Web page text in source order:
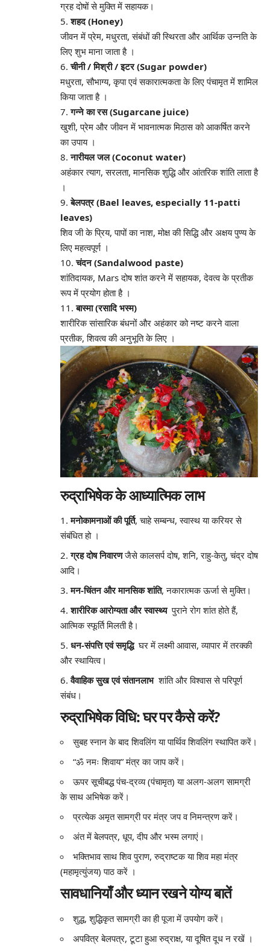
ग्रह दोषों से मुक्ति में सहायक।
5.शहद (Honey)
जीवन में प्रेम, मधुरता, संबंधों की स्थिरता और आर्थिक उन्नति के
लिए शुभ माना जाता है।
6.चीनी / मिश्री / इटर (Sugar powder)
मधुरता, सौभाग्य, कृपा एवं सकारात्मकता के लिए पंचामृत में शामिल
किया जाता है।
7.गन्ने का रस (Sugarcane juice)
खुशी, प्रेम और जीवन में भावनात्मक मिठास को आकर्षित करने
का उपाय।
8.नारीयल जल (Coconut water)
अहंकार त्याग, सरलता, मानसिक शुद्धि और आंतरिक शांति लाता है
।
9.बेलपत्र (Bael leaves, especially 11‑patti
leaves)
शिव जी के प्रिय, पापों का नाश, मोक्ष की सिद्धि और अक्षय पुण्य के
लिए महत्वपूर्ण।
10.चंदन (Sandalwood paste)
शांतिदायक, Mars दोष शांत करने में सहायक, देवत्व के प्रतीक
रूप में प्रयोग होता है।
11.बास्मा (रसादि भस्म)
शारीरिक सांसारिक बंधनों और अहंकार को नष्ट करने वाला
प्रतीक, शिवत्व की अनुभूति के लिए ।
रुद्राभिषेक के आध्यात्मिक लाभ
मनोकामनाओं की पूर्ति, चाहे सम्बन्ध, स्वास्थ या करियर से
संबंधित हो।
ग्रह दोष निवारणजैसे कालसर्प दोष, शनि, राहु-केतु, चंद्र दोष
आदि।
मन-चिंतन और मानसिक शांति, नकारात्मक ऊर्जा से मुक्ति।
शारीरिक आरोग्यता और स्वास्थ्यपुराने रोग शांत होते हैं,
आत्मिक स्फूर्ति मिलती है।
धन-संपत्ति एवं समृद्धिघर में लक्ष्मी आवास, व्यापार में तरक्की
और स्थायित्व।
वैवाहिक सुख एवं संतानलाभशांति और विश्वास से परिपूर्ण
संबंध।
रुद्राभिषेक विधि: घर पर कैसे करें?
सुबह स्नान के बाद शिवलिंग या पार्थिव शिवलिंग स्थापित करें।
“ॐ नमः शिवाय” मंत्र का जाप करें।
ऊपर सूचीबद्ध पंच‑द्रव्य (पंचामृत) या अलग-अलग सामग्री
के साथ अभिषेक करें।
प्रत्येक अमृत सामग्री पर मंत्र जप व निमन्त्रण करें।
अंत में बेलपत्र, धूप, दीप और भस्म लगाएं।
भक्तिभाव साथ शिव पुराण, रुद्राष्टक या शिव महा मंत्र
(महामृत्युंजय) पाठ करें ।
सावधानियाँ और ध्यान रखने योग्य बातें
शुद्ध, शुद्धिकृत सामग्री का ही पूजा में उपयोग करें।
अपवित्र बेलपत्र, टूटा हुआ रुद्राक्ष, या दूषित दूध न रखें ।